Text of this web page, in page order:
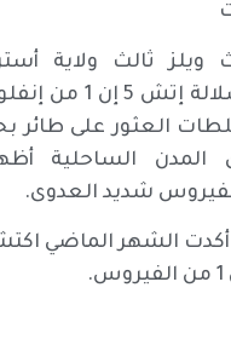
ثالث ولاية
اكتشاف إصابة بسلالة
العثور على طائر
المدن الساحلية
شديد العدوى.
أكدت الشهر الماضي